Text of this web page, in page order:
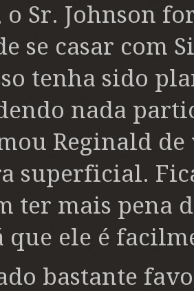
Sr. Johnson
se casar com
tenha sido
nada
Reginald
superficial.
ter mais pena
que ele é
bastante